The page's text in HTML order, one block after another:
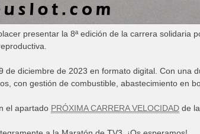
presentar la 8ª edición de la carrera solidaria
de diciembre de 2023 en formato digital. Con una
con gestión de combustible, abastecimiento en
el apartado PRÓXIMA CARRERA VELOCIDAD de